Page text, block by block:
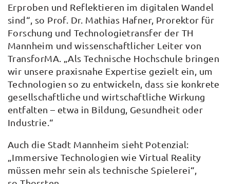
Erproben und Reflektieren im digitalen Wandel
sind“, so Prof. Dr. Mathias Hafner, Prorektor für
Forschung und Technologietransfer der TH
Mannheim und wissenschaftlicher Leiter von
TransforMA. „Als Technische Hochschule bringen
wir unsere praxisnahe Expertise gezielt ein, um
Technologien so zu entwickeln, dass sie konkrete
gesellschaftliche und wirtschaftliche Wirkung
entfalten – etwa in Bildung, Gesundheit oder
Industrie.“
Auch die Stadt Mannheim sieht Potenzial:
„Immersive Technologien wie Virtual Reality
müssen mehr sein als technische Spielerei“,